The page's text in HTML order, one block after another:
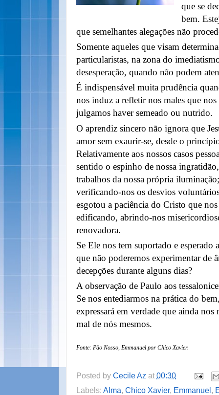
que se
bem.
que semelhantes alegações não
Somente aqueles que visam
particularistas, na zona do
desesperação, quando não podem
É indispensável muita prudência
nos induz a refletir nos males que
julgamos haver semeado ou nutrido.
O aprendiz sincero não ignora que
amor sem exaurir-se, desde o
Relativamente aos nossos casos
sentido o espinho de nossa
trabalhos da nossa própria
verificando-nos os desvios
esgotou a paciência do Cristo que
edificando, abrindo-nos
renovadora.
Se Ele nos tem suportado e esperado
que não poderemos experimentar de
decepções durante alguns dias?
A observação de Paulo aos
Se nos entediarmos na prática do
expressará em verdade que ainda
mal de nós mesmos.
Fonte: Pão Nosso, Emmanuel por Chico Xavier.
Posted by Cecile Az at 00:30
Labels: Alma, Chico Xavier, Emmanuel ,